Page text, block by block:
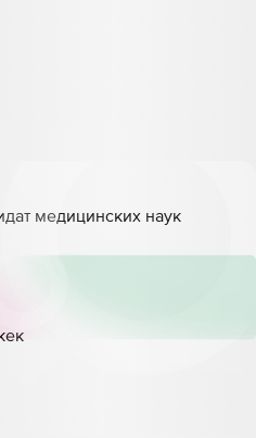
медицинских наук